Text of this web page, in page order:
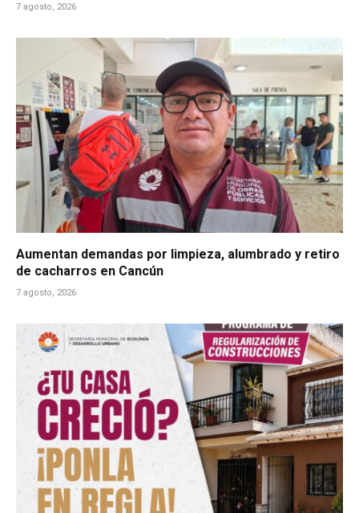
7 agosto, 2026
Aumentan demandas por limpieza, alumbrado y retiro
de cacharros en Cancún
7 agosto, 2026